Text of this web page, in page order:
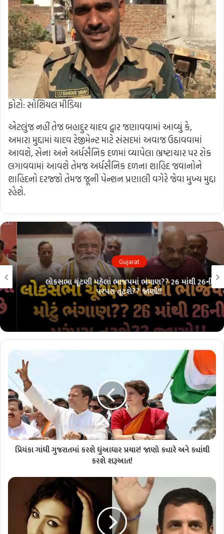
ફોટો: સોશિયલ મીડિયા
એટલુંજ નહીં તેજ બહાદુર યાદવ દ્વાર જણાવવામાં આવ્યું કે,
અમારા મુદ્દામાં યાદવ રેજીમેન્ટ માટે સંસદમાં અવાજ ઉઠાવવામાં
આવશે, સેના અને અર્ધસૈનિક દળમાં વ્યાપેલા ભ્રષ્ટાચાર પર રોક
લગાવવામાં આવશે તેમજ અર્ધસૈનિક દળના શાહિદ જવાનોને
શાહિદનો દરજ્જો તેમજ જૂની પેન્શન પ્રણાલી વગેરે જેવા મુખ્ય મુદ્દા
રહેશે.
Gujarat
લોકસભા ચૂંટણી પહેલાં ભાજપમાં ભંગાણ?? 26 માંથી 26ની
પરંપરા તૂટશે?? જાણો!!
પ્રિયંકા ગાંધી ગુજરાતમાં કરશે ધુંઆધાર પ્રચાર! જાણો ક્યારે અને ક્યાંથી
કરશે શરૂઆત!